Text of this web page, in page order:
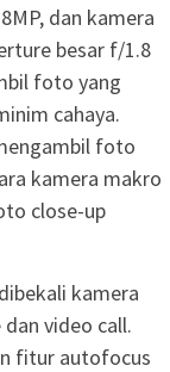
dan kamera
besar f/1.8
foto yang
cahaya.
foto
kamera makro
close-up
kamera
video call.
fitur autofocus